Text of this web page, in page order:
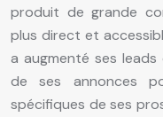
produit de grande
plus direct et
a augmenté ses
de ses annonces
spécifiques de ses